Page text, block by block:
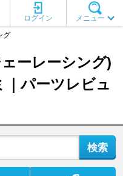
メニュー
ログイン
グ
ーレーシング)
｜パーツレビュ